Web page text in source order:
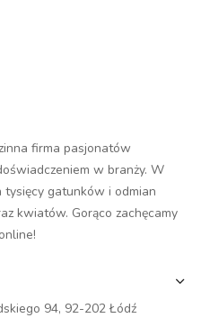
firma pasjonatów
w branży. W
gatunków i odmian
kwiatów. Gorąco zachęcamy
!
94, 92-202 Łódź